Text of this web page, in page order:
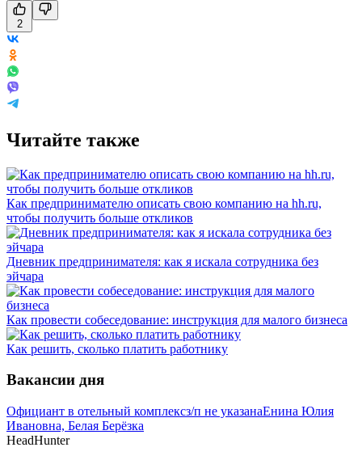
2
Читайте также
Как предпринимателю описать свою компанию на hh.ru,
чтобы получить больше откликов
Дневник предпринимателя: как я искала сотрудника без
эйчара
Как провести собеседование: инструкция для малого бизнеса
Как решить, сколько платить работнику
Вакансии дня
Официант в отельный комплексз/п не указанаЕнина Юлия
Ивановна, Белая Берёзка
HeadHunter